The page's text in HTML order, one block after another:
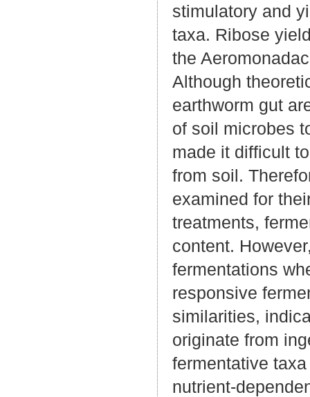
stimulatory and
taxa. Ribose
the
Although
earthworm gut
of soil microbes
made it difficult
from soil.
examined for
treatments,
content.
fermentations
responsive
similarities,
originate from
fermentative
nutrient-